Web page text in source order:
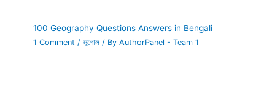
100 Geography Questions Answers in Bengali
1 Comment /ভূগোল / ByAuthorPanel - Team 1